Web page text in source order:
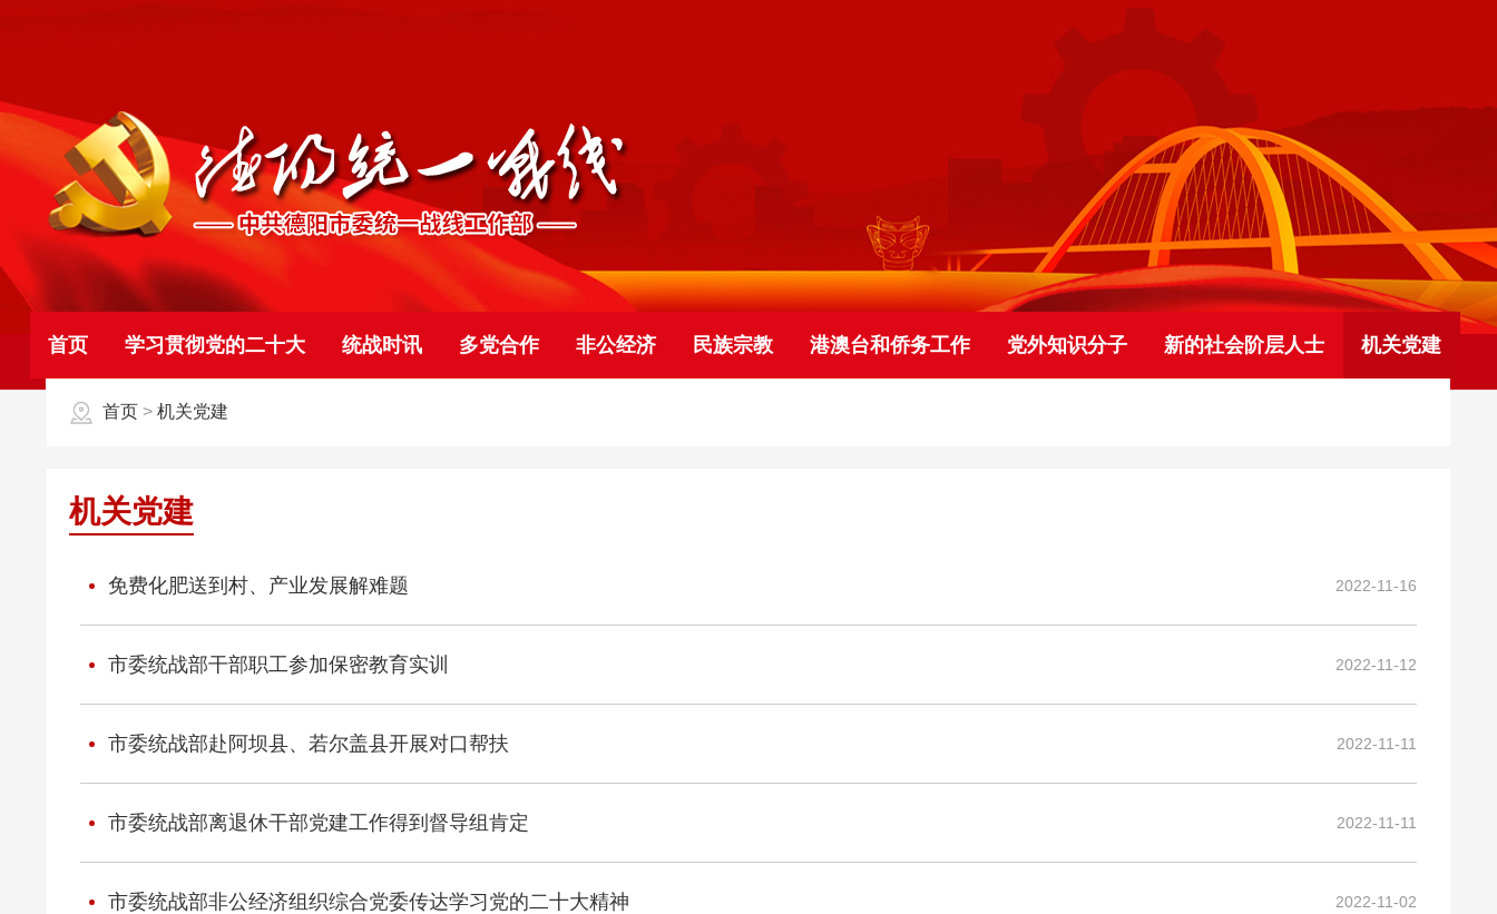
首页 学习贯彻党的二十大 统战时讯 多党合作 非公经济 民族宗教 港澳台和侨务工作 党外知识分子 新的社会阶层人士 机关党建
首页 > 机关党建
机关党建
免费化肥送到村、产业发展解难题 2022-11-16
市委统战部干部职工参加保密教育实训 2022-11-12
市委统战部赴阿坝县、若尔盖县开展对口帮扶 2022-11-11
市委统战部离退休干部党建工作得到督导组肯定 2022-11-11
市委统战部非公经济组织综合党委传达学习党的二十大精神 2022-11-02